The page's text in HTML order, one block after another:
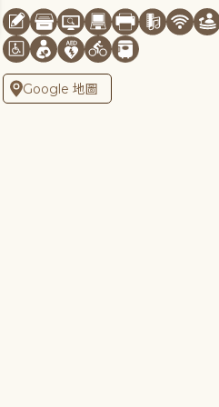
Google 地圖